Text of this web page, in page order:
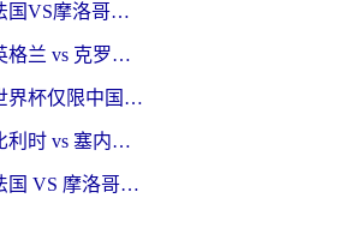
在国外看世界杯法国VS摩洛哥地区限制？这篇指南让你流畅看中文解说无压力
在国外看世界杯英格兰 vs 克罗地亚当前地区不可播放？这篇指南帮你搞定所有海外观赛难题
在海外看央视频世界杯仅限中国大陆？这篇指南帮你解锁中文解说+无卡顿直播
在海外看世界杯比利时 vs 塞内加尔仅限中国大陆？我找到了最流畅的中文解说之路
在国外看世界杯法国 VS 摩洛哥仅限中国大陆？海外党这样看中文解说赛事不卡顿